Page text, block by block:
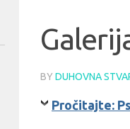
BY DUHOVNA
Pročitajte: